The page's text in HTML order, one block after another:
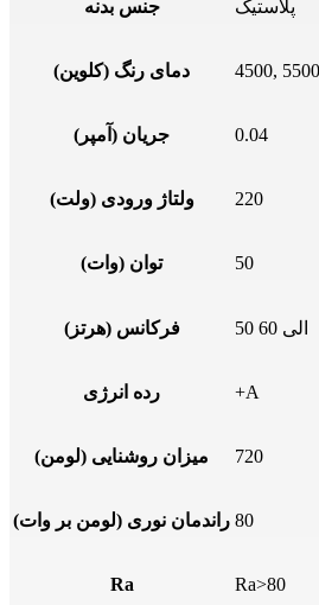
جنس بدنه پلاستیک
دمای رنگ (کلوین) 4500,
جریان (آمپر) 0.04
ولتاژ ورودی (ولت) 220
توان (وات) 50
فرکانس (هرتز) 50 الی 60
رده انرژی +A
میزان روشنایی (لومن) 720
راندمان نوری (لومن بر وات) 80
Ra Ra>80